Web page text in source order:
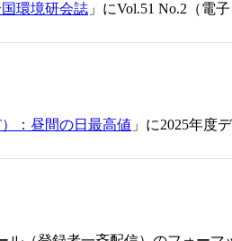
環境研会誌 」にVol.51 No.2（電
：昼間の日最高値 」に2025年度